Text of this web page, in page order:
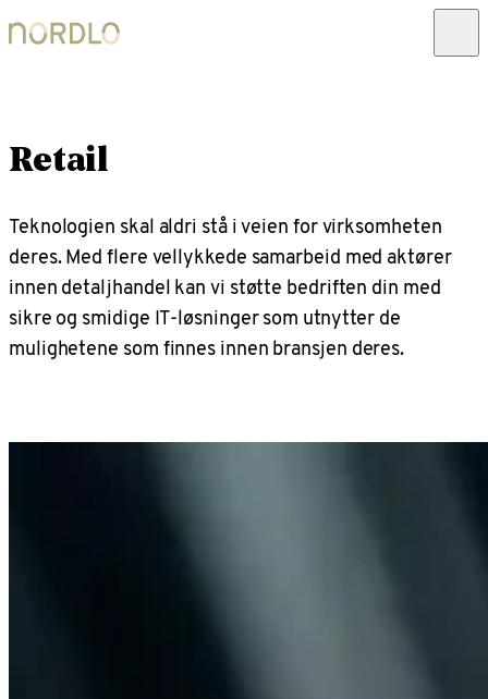
Retail
Teknologien skal aldri stå i veien for virksomheten
deres. Med flere vellykkede samarbeid med aktører
innen detaljhandel kan vi støtte bedriften din med
sikre og smidige IT-løsninger som utnytter de
mulighetene som finnes innen bransjen deres.